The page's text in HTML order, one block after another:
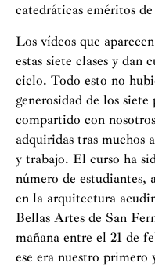
catedráticas eméritos
Los vídeos que
estas siete clases y dan
ciclo. Todo esto no
generosidad de los
compartido con
adquiridas tras muchos
y trabajo. El curso ha
número de estudiantes,
en la arquitectura
Bellas Artes de San
mañana entre el 21 de
ese era nuestro